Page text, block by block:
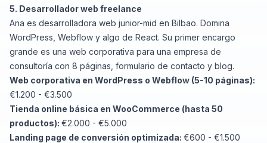
5. Desarrollador web freelance
Ana es desarrolladora web junior-mid en Bilbao. Domina
WordPress, Webflow y algo de React. Su primer encargo
grande es una web corporativa para una empresa de
consultoría con 8 páginas, formulario de contacto y blog.
Web corporativa en WordPress o Webflow (5-10 páginas):
€1.200 - €3.500
Tienda online básica en WooCommerce (hasta 50
productos): €2.000 - €5.000
Landing page de conversión optimizada: €600 - €1.500